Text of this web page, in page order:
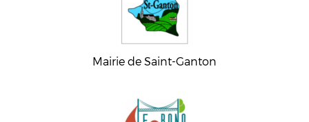
Mairie de Saint-Ganton